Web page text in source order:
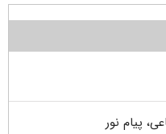
پیام نور